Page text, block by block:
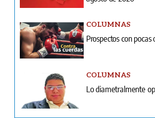
COLUMNAS
Lo diametralmente